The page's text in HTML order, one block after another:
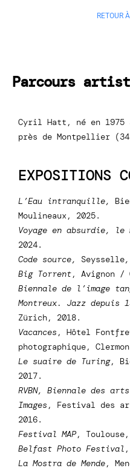
RETOUR
Parcours
Cyril Hatt, né en
près de Montpellier
EXPOSITIONS
L’Eau intranquille,
Moulineaux, 2025.
Voyage en absurdie,
le
2024.
Code source, Seysselle
Big Torrent, Avignon /
Biennale de l’image
Montreux. Jazz depuis
Zürich, 2018.
Vacances , Hôtel
photographique,
Le suaire de Turing,
2017.
RVBN, Biennale des
Images , Festival des
2016.
Festival MAP, Toulouse,
Belfast Photo Festival
La Mostra de Mende,